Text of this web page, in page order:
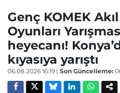
Genç KOMEK
Oyunları
heyecanı!
kıyasıya yarıştı
06.08.2026 16:19 | Son Güncelleme: